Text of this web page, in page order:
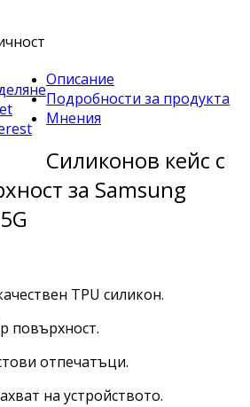
Описание
Подробности за продукта
Мнения
Силиконов кейс с
за Samsung
TPU силикон.
повърхност.
отпечатъци.
на устройството.